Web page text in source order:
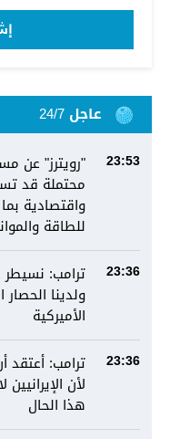
عاجل 24/7
23:53
"رويترز" عن
محتملة قد
واقتصادية
للطاقة
23:36
ترامب:
ولدينا
الأميركية
23:36
ترامب: أعتقد
لأن
هذا الحال